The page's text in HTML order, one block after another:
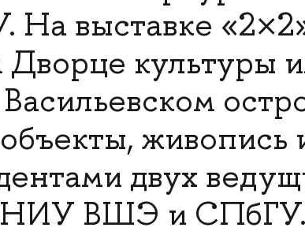
На выставке
Дворце культуры
живопись
двух
НИУ ВШЭ и